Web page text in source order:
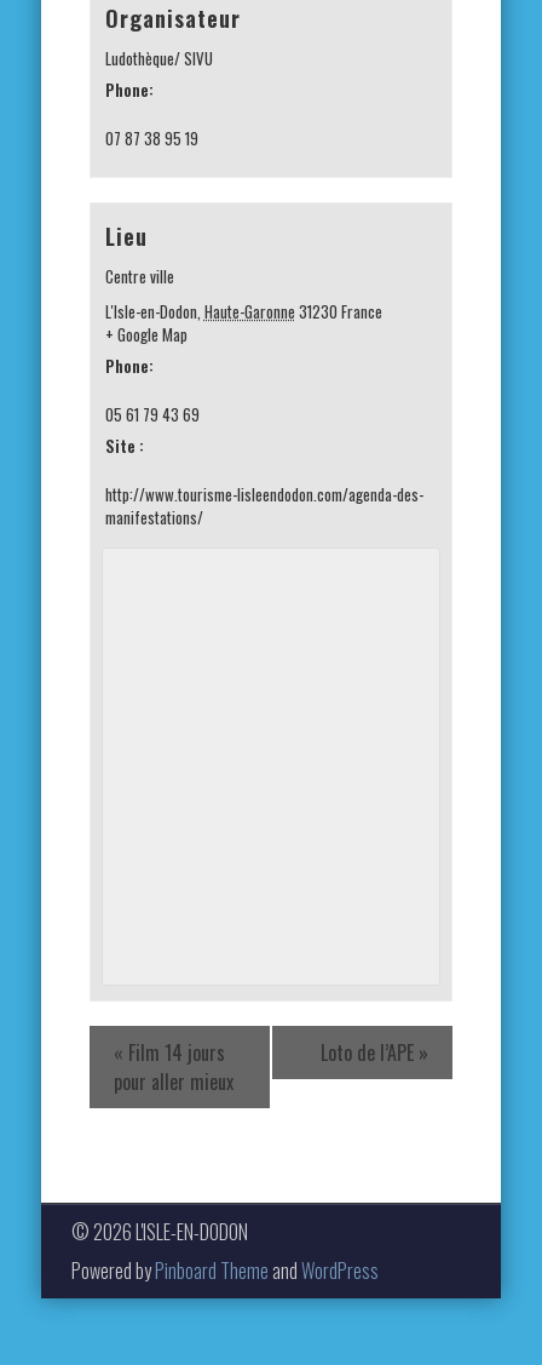
Organisateur
Ludothèque/ SIVU
Phone:
07 87 38 95 19
Lieu
Centre ville
L'Isle-en-Dodon, Haute-Garonne 31230 France
+ Google Map
Phone:
05 61 79 43 69
Site :
http://www.tourisme-lisleendodon.com/agenda-des-
manifestations/
« Film 14 jours
pour aller mieux
Loto de l’APE »
© 2026 L'ISLE-EN-DODON
Powered byPinboard Theme andWordPress